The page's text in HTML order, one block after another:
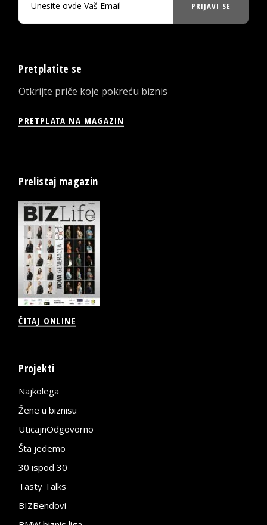
PRIJAVI SE
Pretplatite se
Otkrijte priče koje pokreću biznis
PRETPLATA NA MAGAZIN
Prelistaj magazin
ČITAJ ONLINE
Projekti
Najkolega
Žene u biznisu
UticajnOdgovorno
Šta jedemo
30 ispod 30
Tasty Talks
BIZBendovi